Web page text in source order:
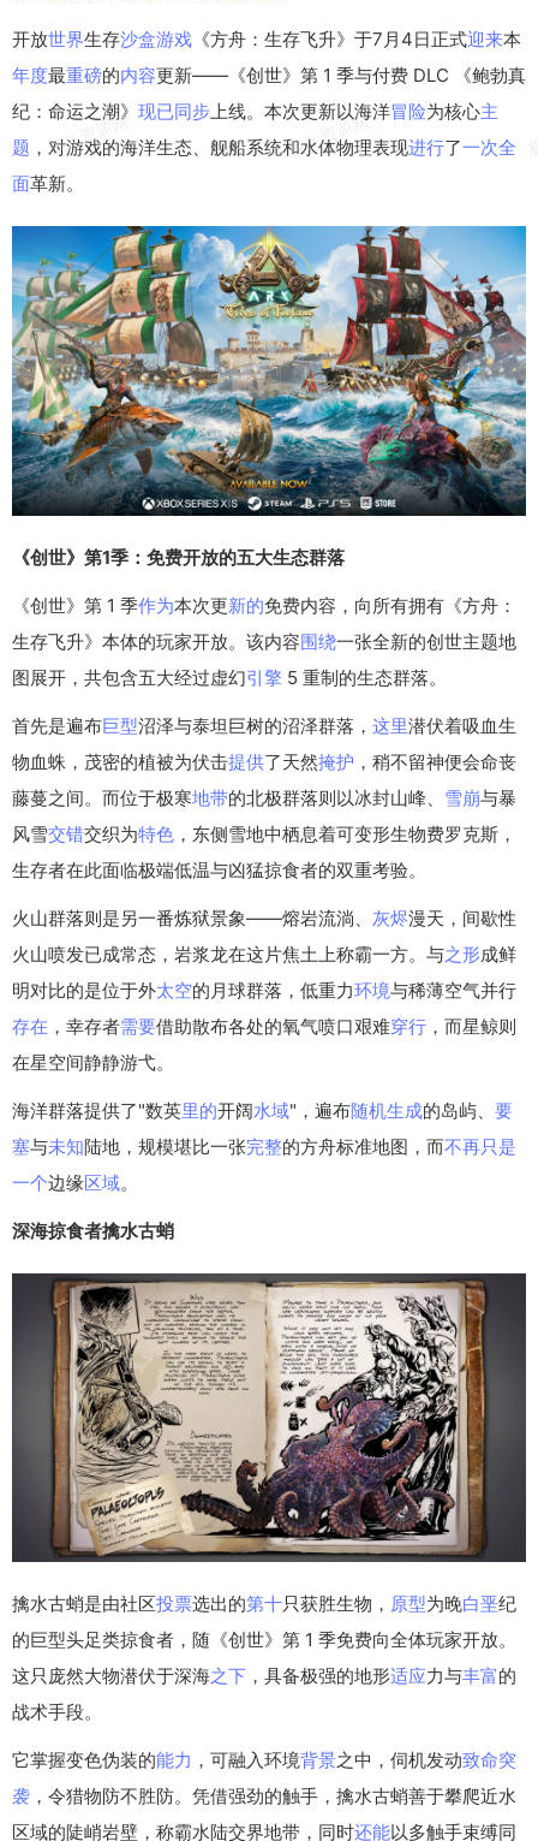
开放世界生存沙盒游戏 《方舟：生存飞升》于7月4日正式迎来本
年度最重磅的内容更新——《创世》第 1 季与付费 DLC 《鲍勃真
纪：命运之潮》 现已同步 上线。本次更新以海洋冒险为核心主
题 ，对游戏的海洋生态、舰船系统和水体物理表现进行了一次全
面革新。
《创世》第1季：免费开放的五大生态群落
《创世》第 1 季作为本次更新的免费内容，向所有拥有《方舟：
生存飞升》本体的玩家开放。该内容围绕一张全新的创世主题地
图展开，共包含五大经过虚幻引擎 5 重制的生态群落。
首先是遍布巨型沼泽与泰坦巨树的沼泽群落， 这里潜伏着吸血生
物血蛛，茂密的植被为伏击提供了天然掩护 ，稍不留神便会命丧
藤蔓之间。而位于极寒地带的北极群落则以冰封山峰、 雪崩与暴
风雪交错交织为特色 ，东侧雪地中栖息着可变形生物费罗克斯，
生存者在此面临极端低温与凶猛掠食者的双重考验。
火山群落则是另一番炼狱景象——熔岩流淌、 灰烬漫天，间歇性
火山喷发已成常态，岩浆龙在这片焦土上称霸一方。与之形成鲜
明对比的是位于外太空的月球群落，低重力环境与稀薄空气并行
存在 ，幸存者需要借助散布各处的氧气喷口艰难穿行 ，而星鲸则
在星空间静静游弋。
海洋群落提供了"数英里的开阔水域"，遍布随机生成的岛屿、 要
塞与未知陆地，规模堪比一张完整的方舟标准地图，而不再只是
一个边缘区域。
深海掠食者擒水古蛸
擒水古蛸是由社区投票选出的第十只获胜生物， 原型为晚白垩纪
的巨型头足类掠食者，随《创世》第 1 季免费向全体玩家开放。
这只庞然大物潜伏于深海之下 ，具备极强的地形适应力与丰富的
战术手段。
它掌握变色伪装的能力 ，可融入环境背景之中，伺机发动致命突
袭 ，令猎物防不胜防。凭借强劲的触手，擒水古蛸善于攀爬近水
区域的陡峭岩壁，称霸水陆交界地带，同时还能以多触手束缚同